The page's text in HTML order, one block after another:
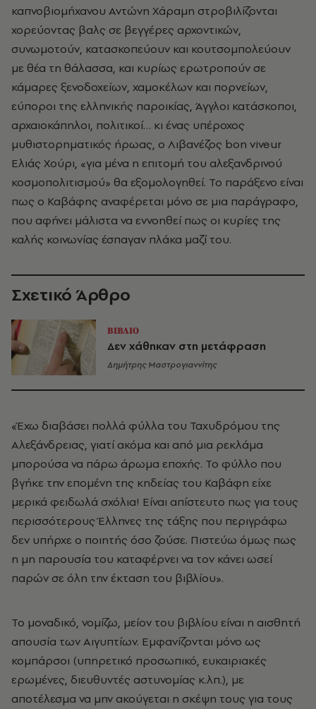
καπνοβιομήχανου Αντώνη Χάραμη στροβιλίζονται
χορεύοντας βαλς σε βεγγέρες αρχοντικών,
συνωμοτούν, κατασκοπεύουν και κουτσομπολεύουν
με θέα τη θάλασσα, και κυρίως ερωτροπούν σε
κάμαρες ξενοδοχείων, χαμοκέλων και πορνείων,
εύποροι της ελληνικής παροικίας, Άγγλοι κατάσκοποι,
αρχαιοκάπηλοι, πολιτικοί… κι ένας υπέροχος
μυθιστορηματικός ήρωας, ο Λιβανέζος bon viveur
Ελιάς Χούρι, «για μένα η επιτομή του αλεξανδρινού
κοσμοπολιτισμού» θα εξομολογηθεί. Το παράξενο είναι
πως ο Καβάφης αναφέρεται μόνο σε μια παράγραφο,
που αφήνει μάλιστα να εννοηθεί πως οι κυρίες της
καλής κοινωνίας έσπαγαν πλάκα μαζί του.
Σχετικό Άρθρο
ΒΙΒΛΙΟ
Δεν χάθηκαν στη μετάφραση
Δημήτρης Μαστρογιαννίτης
«Έχω διαβάσει πολλά φύλλα του Ταχυδρόμου της
Αλεξάνδρειας, γιατί ακόμα και από μια ρεκλάμα
μπορούσα να πάρω άρωμα εποχής. Το φύλλο που
βγήκε την επομένη της κηδείας του Καβάφη είχε
μερικά φειδωλά σχόλια! Είναι απίστευτο πως για τους
περισσότερους Έλληνες της τάξης που περιγράφω
δεν υπήρχε ο ποιητής όσο ζούσε. Πιστεύω όμως πως
η μη παρουσία του καταφέρνει να τον κάνει ωσεί
παρών σε όλη την έκταση του βιβλίου».
Το μοναδικό, νομίζω, μείον του βιβλίου είναι η αισθητή
απουσία των Αιγυπτίων. Εμφανίζονται μόνο ως
κομπάρσοι (υπηρετικό προσωπικό, ευκαιριακές
ερωμένες, διευθυντές αστυνομίας κ.λπ.), με
αποτέλεσμα να μην ακούγεται η σκέψη τους για τους